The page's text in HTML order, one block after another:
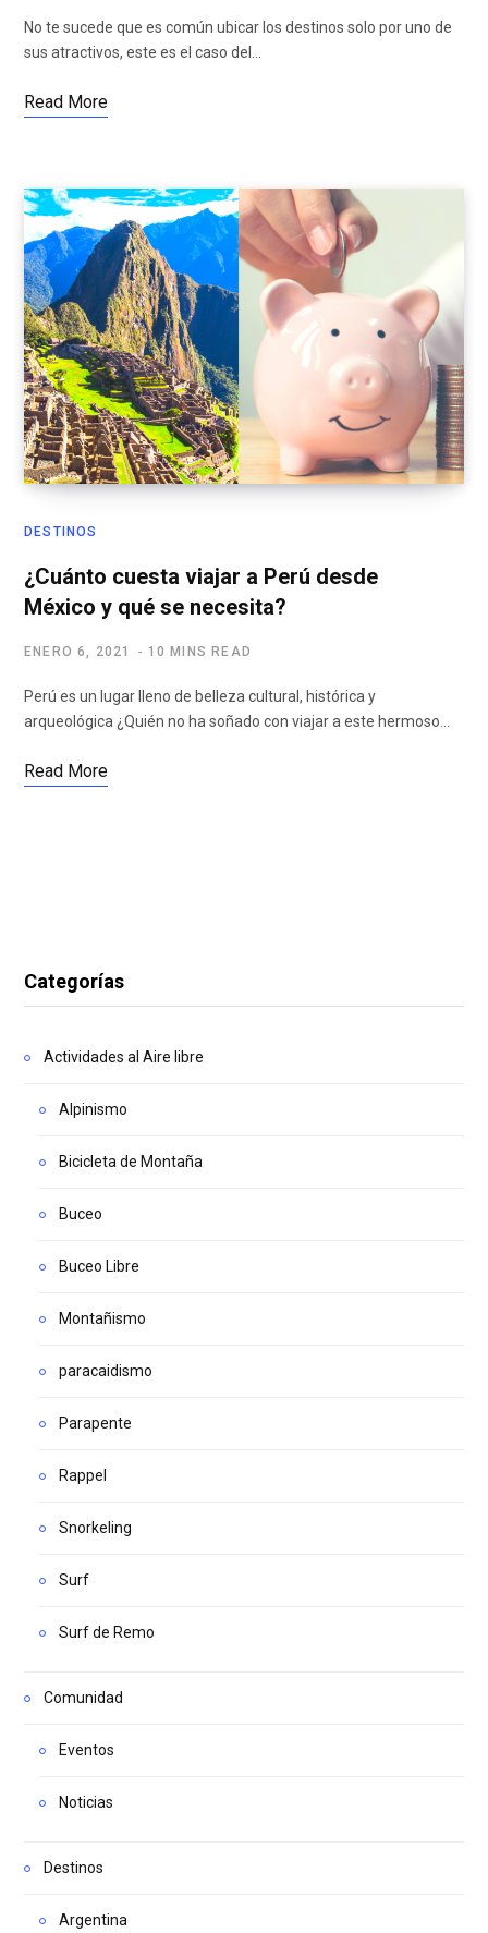
No te sucede que es común ubicar los destinos solo por uno de
sus atractivos, este es el caso del…
Read More
DESTINOS
¿Cuánto cuesta viajar a Perú desde
México y qué se necesita?
ENERO 6, 2021 10 MINS READ
Perú es un lugar lleno de belleza cultural, histórica y
arqueológica ¿Quién no ha soñado con viajar a este hermoso…
Read More
Categorías
Actividades al Aire libre
Alpinismo
Bicicleta de Montaña
Buceo
Buceo Libre
Montañismo
paracaidismo
Parapente
Rappel
Snorkeling
Surf
Surf de Remo
Comunidad
Eventos
Noticias
Destinos
Argentina